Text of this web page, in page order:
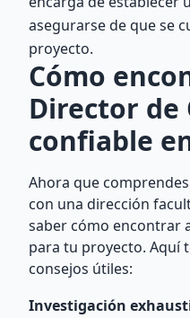
asegurarse de que se
proyecto.
Cómo
Director de
confiable
Ahora que
con una dirección
saber cómo encontrar
para tu proyecto. Aquí
consejos útiles:
Investigación